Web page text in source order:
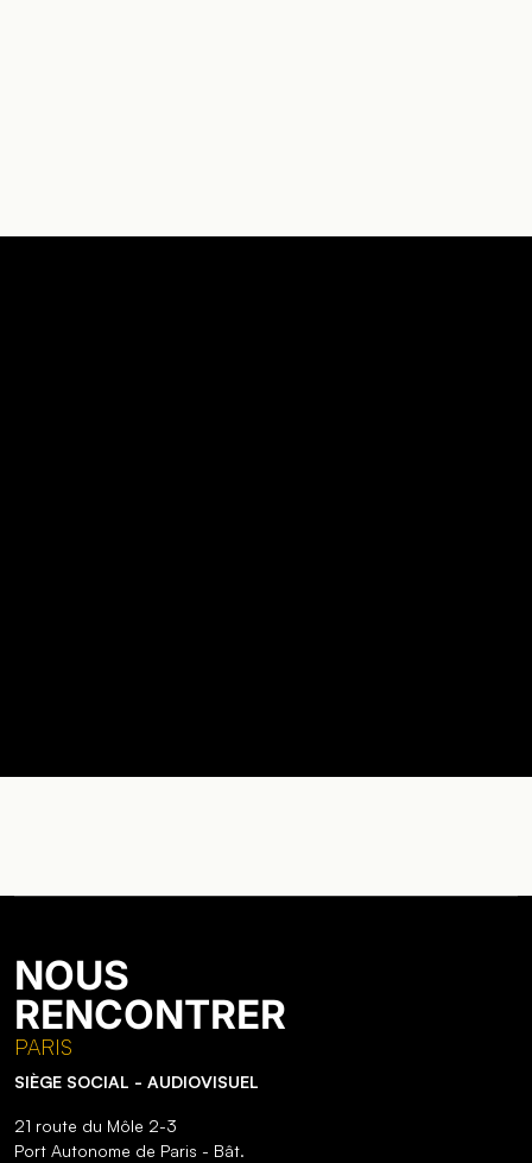
NOUS
RENCONTRER
PARIS
SIÈGE SOCIAL - AUDIOVISUEL
21 route du Môle 2-3
Port Autonome de Paris - Bât.